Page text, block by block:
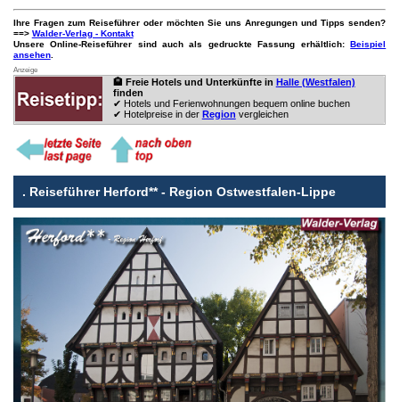
Ihre Fragen zum Reiseführer oder möchten Sie uns Anregungen und Tipps senden?
==> Walder-Verlag - Kontakt
Unsere Online-Reiseführer sind auch als gedruckte Fassung erhältlich:Beispiel
ansehen.
Anzeige
🏨 Freie Hotels und Unterkünfte in Halle (Westfalen)
finden
✔ Hotels und Ferienwohnungen bequem online buchen
✔ Hotelpreise in der Region vergleichen
. Reiseführer Herford** - Region Ostwestfalen-Lippe